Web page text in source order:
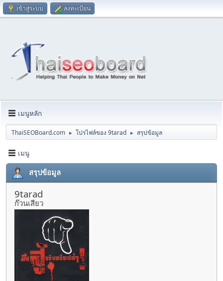
เข้าสู่ระบบ ลงทะเบียน
เมนูหลัก
ThaiSEOBoard.com ► โปรไฟล์ของ 9tarad ► สรุปข้อมูล
เมนู
สรุปข้อมูล
9tarad
ก๊วนเสียว